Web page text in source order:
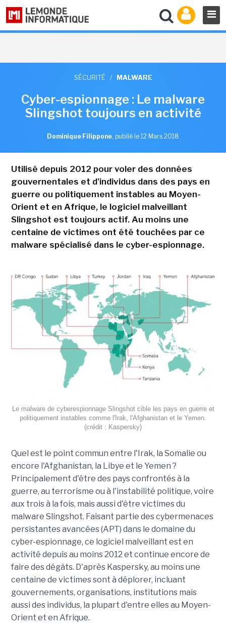
SÉCURITÉ / MALWARE
Cyber-espionnage : Le malware
Slingshot toujours en activité
Dominique Filippone, publié le 12 Mars 2018
Utilisé depuis 2012 pour voler des données
gouvernentales et d'individus dans des pays en
guerre ou politiquement instables au Moyen-
Orient et en Afrique, le logiciel malveillant
Slingshot est toujours actif. Au moins une
centaine de victimes ont été touchées par ce
malware spécialisé dans le cyber-espionnage.
Le malware de cyberespionnage Slingshot cible les pays en guerre et
politiquement instables comme l'Irak, l'Afghanistan et le Yemen.
(crédit : Kaspersky)
Quel est le point commun entre l'Irak, la Somalie ou
encore l'Afghanistan, la Libye et le Yemen ?
Principalement d'être des pays confrontés à la
guerre, au terrorisme ou à l'instabilité politique, voire
aux trois à la fois, mais aussi d'être victimes du
malware Slingshot. Faisant partie des cybermenaces
persistantes avancées (APT) dans le domaine du
cyber-espionnage, ce logiciel malveillant est en
activité depuis au moins 2012 et continue encore de
faire des dégâts. D'après Kaspersky, au moins une
centaine de victimes sont à déplorer, incluant
gouvernements, organisations, institutions mais
aussi des individus, la plupart d'entre elles au Moyen-
Orient et en Afrique.